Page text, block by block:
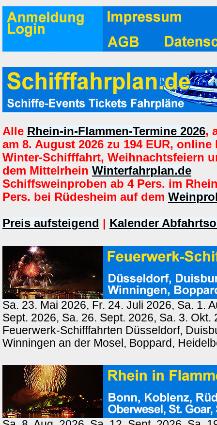
Alle Rhein-in-Flammen-Termine 2026,
am 8. August 2026 zu 194 EUR, online
Winter-Schifffahrt, Weihnachtsfeiern
dem Mittelrhein Winterfahrplan.de
Schiffsweinproben ab 4 Pers. im
Pers. bei Rüdesheim auf dem
Preis aufsteigend | Kalender
Sa. 23. Mai 2026, Fr. 24. Juli 2026, Sa. 1.
Sept. 2026, Sa. 26. Sept. 2026, Sa. 3. Okt.
Feuerwerk-Schifffahrten Düsseldorf,
Winningen an der Mosel, Boppard,